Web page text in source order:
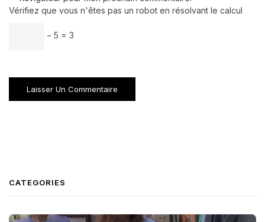
Vérifiez que vous n'êtes pas un robot en résolvant le calcul
− 5 = 3
CATEGORIES